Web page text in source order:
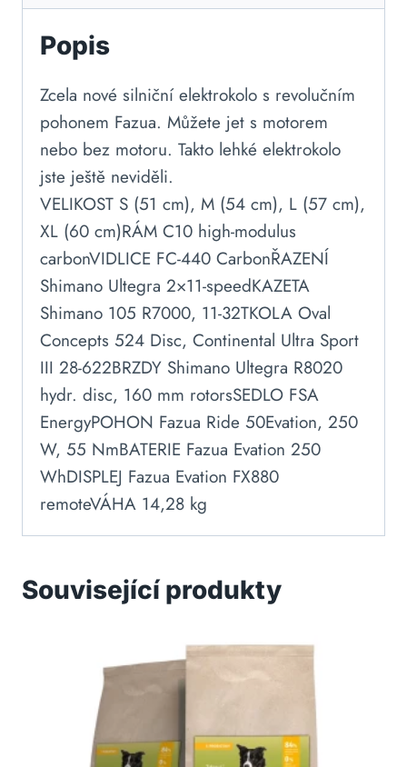
Popis
Zcela nové silniční elektrokolo s revolučním
pohonem Fazua. Můžete jet s motorem
nebo bez motoru. Takto lehké elektrokolo
jste ještě neviděli.
VELIKOST S (51 cm), M (54 cm), L (57 cm),
XL (60 cm)RÁM C10 high-modulus
carbonVIDLICE FC-440 CarbonŘAZENÍ
Shimano Ultegra 2×11-speedKAZETA
Shimano 105 R7000, 11-32TKOLA Oval
Concepts 524 Disc, Continental Ultra Sport
III 28-622BRZDY Shimano Ultegra R8020
hydr. disc, 160 mm rotorsSEDLO FSA
EnergyPOHON Fazua Ride 50Evation, 250
W, 55 NmBATERIE Fazua Evation 250
WhDISPLEJ Fazua Evation FX880
remoteVÁHA 14,28 kg
Související produkty